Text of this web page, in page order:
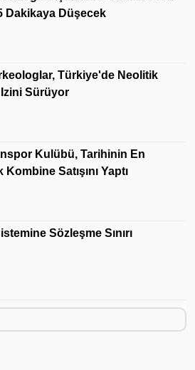
Dakikaya Düşecek
Türkiye'de Neolitik
Izini Sürüyor
Kulübü, Tarihinin En
Satışını Yaptı
Sözleşme Sınırı